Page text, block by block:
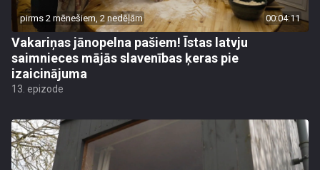
pirms 2 mēnešiem, 2 nedēļām 00:04:11
Vakariņas jānopelna pašiem! Īstas latvju
saimnieces mājās slavenības ķeras pie
izaicinājuma
13. epizode